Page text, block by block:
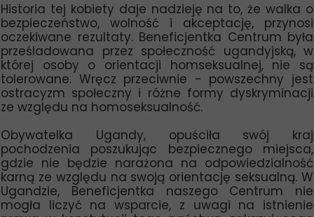
Historia tej kobiety daje nadzieję na to, że walka o
bezpieczeństwo, wolność i akceptację, przynosi
oczekiwane rezultaty. Beneficjentka Centrum była
prześladowana przez społeczność ugandyjską, w
której osoby o orientacji homseksualnej, nie są
tolerowane. Wręcz przeciwnie - powszechny jest
ostracyzm społeczny i różne formy dyskryminacji
ze względu na homoseksualność.
Obywatelka Ugandy, opuściła swój kraj
pochodzenia poszukując bezpiecznego miejsca,
gdzie nie będzie narażona na odpowiedzialność
karną ze względu na swoją orientację seksualną. W
Ugandzie, Beneficjentka naszego Centrum nie
mogła liczyć na wsparcie, z uwagi na istnienie